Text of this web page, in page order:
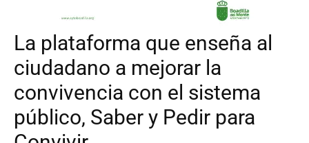
La plataforma que enseña al
ciudadano a mejorar la
convivencia con el sistema
público, Saber y Pedir para